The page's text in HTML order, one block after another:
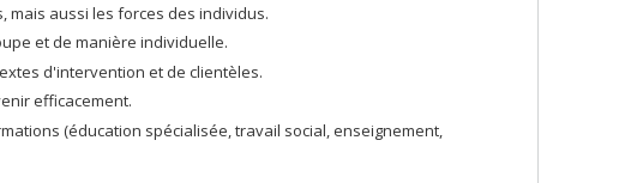
aussi les forces des individus.
et de manière individuelle.
d'intervention et de clientèles.
efficacement.
(éducation spécialisée, travail social, enseignement,